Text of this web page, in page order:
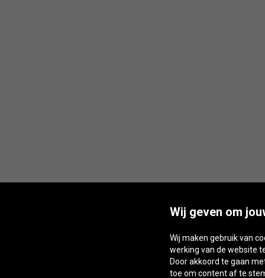
Wij geven om
Wij maken gebruik van
werking van de website
Door akkoord te gaan
toe om content af te